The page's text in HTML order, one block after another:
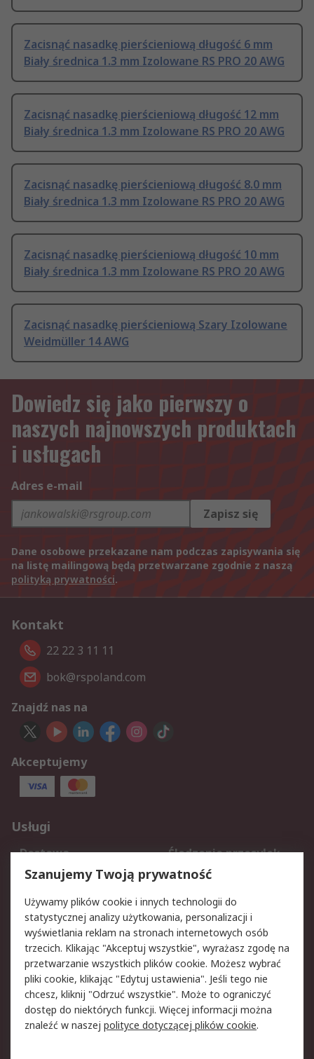
Zacisnąć nasadkę pierścieniową długość 6 mm
Biały średnica 1.3 mm Izolowane RS PRO 20 AWG
Zacisnąć nasadkę pierścieniową długość 12 mm
Biały średnica 1.3 mm Izolowane RS PRO 20 AWG
Zacisnąć nasadkę pierścieniową długość 8.0 mm
Biały średnica 1.3 mm Izolowane RS PRO 20 AWG
Zacisnąć nasadkę pierścieniową długość 10 mm
Biały średnica 1.3 mm Izolowane RS PRO 20 AWG
Zacisnąć nasadkę pierścieniową Szary Izolowane
Weidmüller 14 AWG
Dowiedz się jako pierwszy o
naszych najnowszych produktach
i usługach
Adres e-mail
Zapisz się
Dane osobowe przekazane nam podczas zapisywania się
na listę mailingową będą przetwarzane zgodnie z naszą
polityką prywatności.
Kontakt
22 22 3 11 11
bok@rspoland.com
Znajdź nas na
Akceptujemy
Usługi
Dostawa
Śledzenie przesyłek
Reklamacje i zwroty
Rejestracja
Aspekty prawne
Bezpieczeństwo e-
maila
Polityka dotycząca
plików cookie
Polityka prywatności
Użytkowanie witryny
Zastrzeżenia prawne
Warunki Sprzedaży
Szanujemy Twoją prywatność
Używamy plików cookie i innych technologii do
statystycznej analizy użytkowania, personalizacji i
wyświetlania reklam na stronach internetowych osób
trzecich. Klikając "Akceptuj wszystkie", wyrażasz zgodę na
przetwarzanie wszystkich plików cookie. Możesz wybrać
pliki cookie, klikając "Edytuj ustawienia". Jeśli tego nie
chcesz, kliknij "Odrzuć wszystkie". Może to ograniczyć
dostęp do niektórych funkcji. Więcej informacji można
znaleźć w naszej polityce dotyczącej plików cookie.